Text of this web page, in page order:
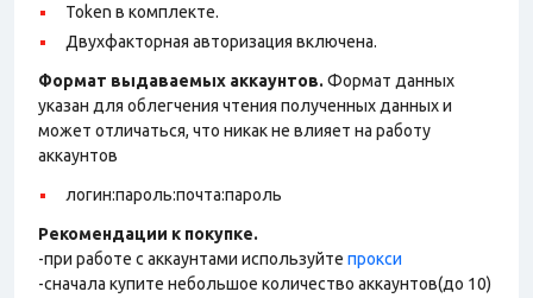
Token в комплекте.
Двухфакторная авторизация включена.
Формат выдаваемых аккаунтов. Формат данных
указан для облегчения чтения полученных данных и
может отличаться, что никак не влияет на работу
аккаунтов
логин:пароль:почта:пароль
Рекомендации к покупке.
-при работе с аккаунтами используйте прокси
-сначала купите небольшое количество аккаунтов(до 10)